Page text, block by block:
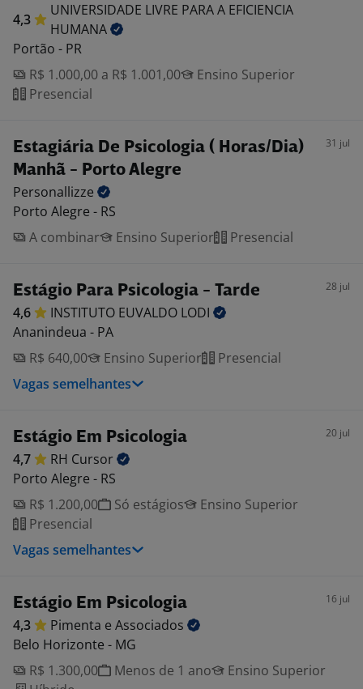
4,3
UNIVERSIDADE LIVRE PARA A EFICIENCIA
HUMANA
Portão - PR
R$ 1.000,00 a R$ 1.001,00
Ensino Superior
Presencial
Estagiária De Psicologia ( Horas/Dia)
Manhã - Porto Alegre
31 jul
Personallizze
Porto Alegre - RS
A combinar
Ensino Superior Presencial
Estágio Para Psicologia - Tarde 28 jul
4,6 INSTITUTO EUVALDO LODI
Ananindeua - PA
R$ 640,00
Ensino Superior
Presencial
Vagas semelhantes
Estágio Em Psicologia 20 jul
4,7 RH Cursor
Porto Alegre - RS
R$ 1.200,00
Só estágios
Ensino Superior
Presencial
Vagas semelhantes
Estágio Em Psicologia 16 jul
4,3 Pimenta e Associados
Belo Horizonte - MG
R$ 1.300,00
Menos de 1 ano
Ensino Superior